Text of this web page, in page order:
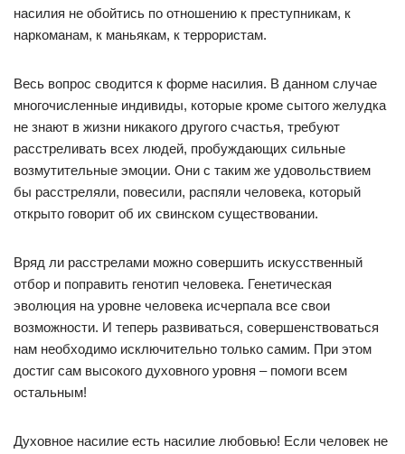
насилия не обойтись по отношению к преступникам, к
наркоманам, к маньякам, к террористам.
Весь вопрос сводится к форме насилия. В данном случае
многочисленные индивиды, которые кроме сытого желудка
не знают в жизни никакого другого счастья, требуют
расстреливать всех людей, пробуждающих сильные
возмутительные эмоции. Они с таким же удовольствием
бы расстреляли, повесили, распяли человека, который
открыто говорит об их свинском существовании.
Вряд ли расстрелами можно совершить искусственный
отбор и поправить генотип человека. Генетическая
эволюция на уровне человека исчерпала все свои
возможности. И теперь развиваться, совершенствоваться
нам необходимо исключительно только самим. При этом
достиг сам высокого духовного уровня – помоги всем
остальным!
Духовное насилие есть насилие любовью! Если человек не